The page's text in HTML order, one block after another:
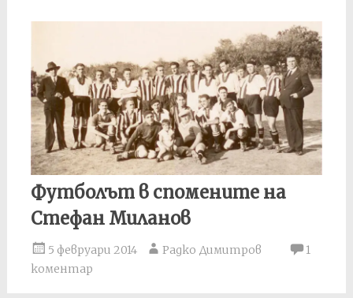
Футболът в спомените на
Стефан Миланов
5 февруари 2014 Радко Димитров
1
коментар